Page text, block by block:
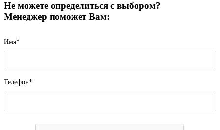
Не можете определиться с выбором?
Менеджер поможет Вам:
Имя*
Телефон*